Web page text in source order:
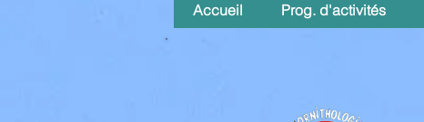
Accueil Prog. d'activités